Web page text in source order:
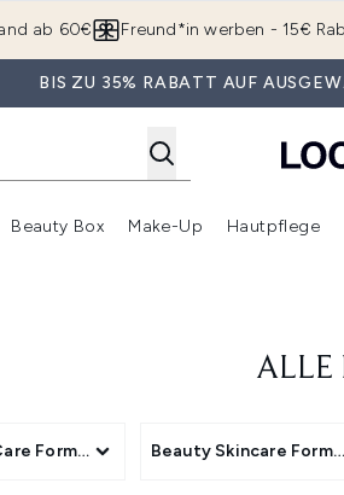
ab 60€ Freund*in werben - 15€
BIS ZU 35% RABATT AUF
Anmelden (SALE) Untermenü Anmelden (Geschenke)Untermenü Anmelden (Marken)
Beauty Box
Untermenü
Make-Up Hautpflege
ALLE
Format Beauty Skincare Format